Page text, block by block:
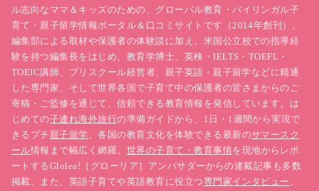
ル志向なママ＆キッズのための、グローバル教育・バイリンガル子
育て・親子留学情報ポータル＆口コミサイトです（2014年創刊）。
編集部による取材や保護者の体験談に加え、米国公立校での指導経
験を持つ編集長をはじめ、教育学博士、英検・IELTS・TOEFL・
TOEIC講師、プリスクール経営者、親子英語・親子留学などに精通
した専門家、そして世界各国で子育て中の保護者の皆さまからのご
寄稿・ご監修を通じて、信頼できる教育情報を発信しています。は
じめての子連れ海外旅行の準備ガイドから、1日・1週間から実現で
きるプチ親子留学、各国の教育文化を体験できる最新のサマースク
ール情報まで幅広く網羅。 世界の子育て・教育事情を現地からレポ
ートするGlolea!［グローリア］アンバサダーからの連載記事も多数
掲載。また、英語子育てや英語教育に役立つ専門家インタビュー 、